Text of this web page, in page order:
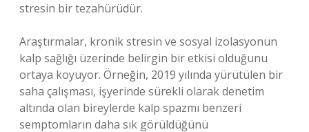
stresin bir tezahürüdür.
Araştırmalar, kronik stresin ve sosyal izolasyonun
kalp sağlığı üzerinde belirgin bir etkisi olduğunu
ortaya koyuyor. Örneğin, 2019 yılında yürütülen bir
saha çalışması, işyerinde sürekli olarak denetim
altında olan bireylerde kalp spazmı benzeri
semptomların daha sık görüldüğünü